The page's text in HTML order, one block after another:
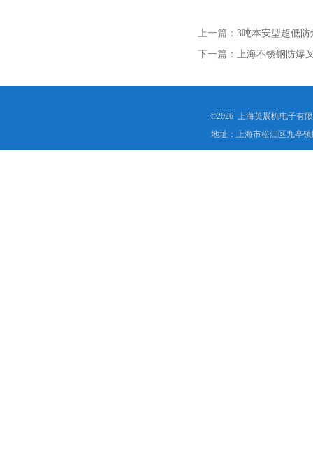
上一篇： 3吨本安型超低
下一篇： 上海不锈钢防爆
©2026 上海英展机电子有
地址：上海市松江区九亭镇